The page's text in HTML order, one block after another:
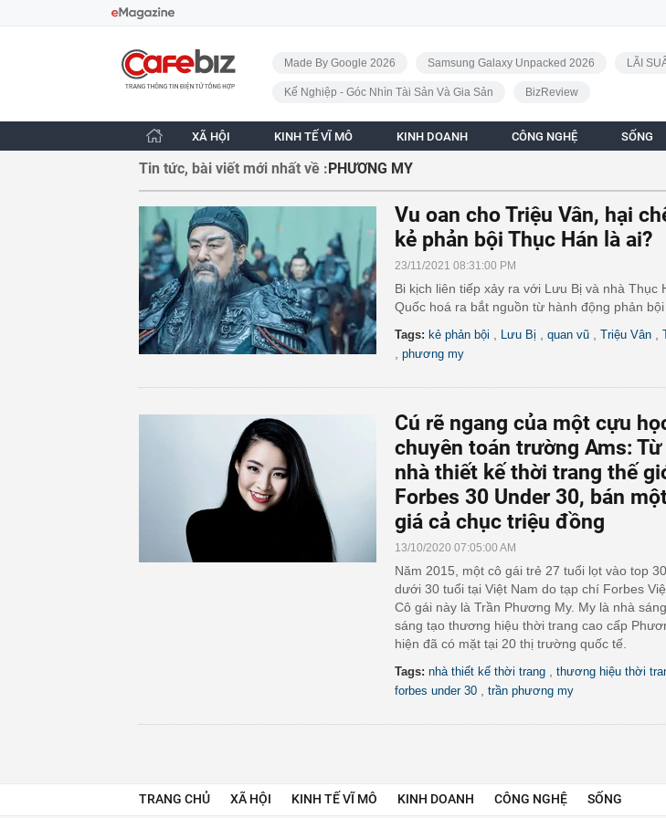
CafeBiz - Trang chủ
Made By Google 2026
Samsung Galaxy Unpacked 2026 LÃI
Kế Nghiệp - Góc Nhìn Tài Sản Và Gia Sản BizReview
XÃ HỘI KINH TẾ VĨ MÔ KINH DOANH CÔNG NGHỆ SỐNG
Tin tức, bài viết mới nhất về :PHƯƠNG MY
Vu oan cho Triệu Vân, hại
kẻ phản bội Thục Hán là ai?
23/11/2021 08:31:00 PM
Bi kịch liên tiếp xảy ra với Lưu Bị và nhà Thục
Quốc hoá ra bắt nguồn từ hành động phản
Tags: kẻ phản bội Lưu Bị quan vũ Triệu Vân
phương my
Cú rẽ ngang của một cựu
chuyên toán trường Ams:
nhà thiết kế thời trang thế
Forbes 30 Under 30, bán
giá cả chục triệu đồng
13/10/2020 07:05:00 AM
Năm 2015, một cô gái trẻ 27 tuổi lọt vào top
dưới 30 tuổi tại Việt Nam do tạp chí Forbes
Cô gái này là Trần Phương My. My là nhà
sáng tạo thương hiệu thời trang cao cấp
hiện đã có mặt tại 20 thị trường quốc tế.
Tags: nhà thiết kế thời trang thương hiệu thời
forbes under 30 trần phương my
TRANG CHỦ XÃ HỘI KINH TẾ VĨ MÔ KINH DOANH CÔNG NGHỆ SỐNG